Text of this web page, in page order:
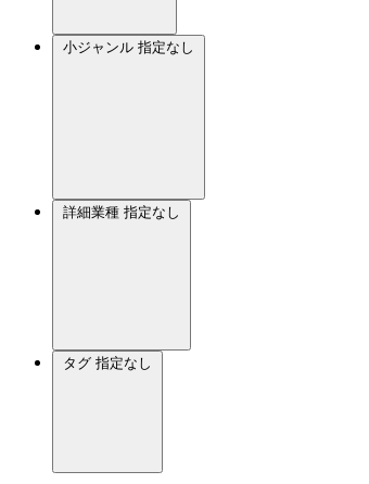
小ジャンル 指定なし
詳細業種 指定なし
タグ 指定なし